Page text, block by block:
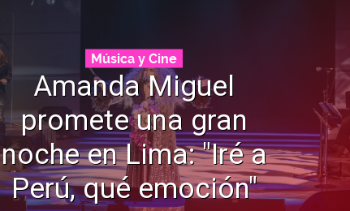
Música y Cine
Amanda Miguel
promete una gran
noche en Lima: "Iré a
Perú, qué emoción"